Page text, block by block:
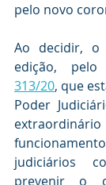
pelo novo
Ao decidir, o
313/20, que
Poder
judiciários
prevenir o